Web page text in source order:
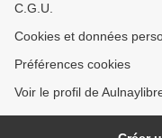
C.G.U.
Cookies et données
Préférences cookies
Voir le profil de